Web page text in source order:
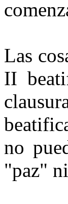
Las
II
no
"paz"